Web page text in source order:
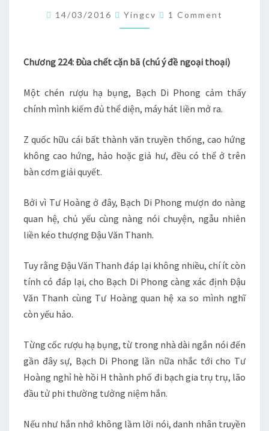
NAM
Q2
224
14/03/2016 Yingcv Comments
1 Comment
Chương 224: Đùa chết cặn bã (chú ý đề ngoại thoại)
Một chén rượu hạ bụng, Bạch Di Phong cảm thấy
chính mình kiếm đủ thể diện, máy hát liền mở ra.
Z quốc hữu cái bất thành văn truyền thống, cao hứng
không cao hứng, hảo hoặc giả hư, đều có thể ở trên
bàn cơm giải quyết.
Bởi vì Tư Hoàng ở đây, Bạch Di Phong mượn do nàng
quan hệ, chủ yếu cùng nàng nói chuyện, ngẫu nhiên
liền kéo thượng Đậu Văn Thanh.
Tuy rằng Đậu Văn Thanh đáp lại không nhiều, chí ít còn
tính có đáp lại, cho Bạch Di Phong càng xác định Đậu
Văn Thanh cùng Tư Hoàng quan hệ xa so mình nghĩ
còn yếu hảo.
Từng cốc rượu hạ bụng, từ trong nhà dài ngắn nói đến
gần đây sự, Bạch Di Phong lần nữa nhắc tới cho Tư
Hoàng nghỉ hè hồi H thành phố đi bạch gia trụ trụ, lão
đầu tử phi thường tưởng niệm hắn.
Nếu như hắn nhớ không lầm lời nói, danh nhân truyền